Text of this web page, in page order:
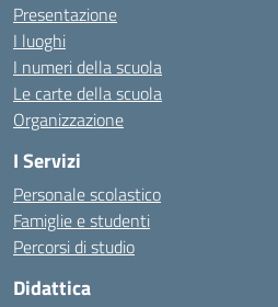
Presentazione
I luoghi
I numeri della scuola
Le carte della scuola
Organizzazione
I Servizi
Personale scolastico
Famiglie e studenti
Percorsi di studio
Didattica